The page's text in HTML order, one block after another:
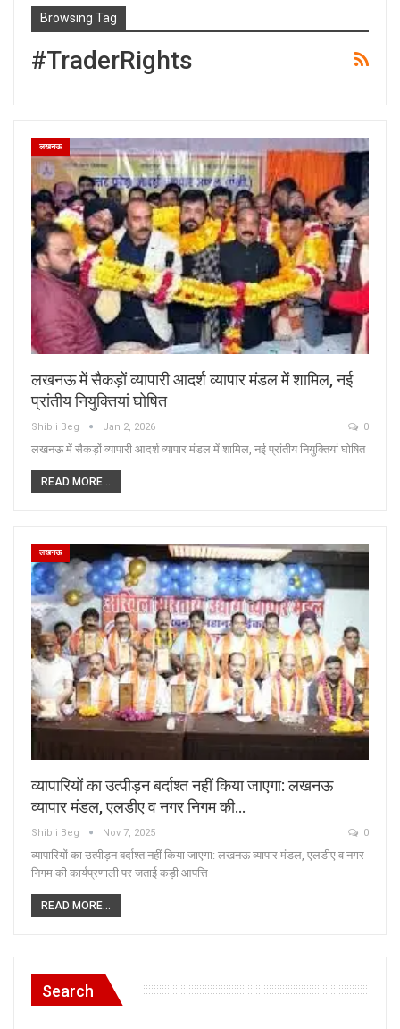
Browsing Tag
#TraderRights
लखनऊ
लखनऊ में सैकड़ों व्यापारी आदर्श व्यापार मंडल में शामिल, नई
प्रांतीय नियुक्तियां घोषित
Shibli Beg Jan 2, 2026 0
लखनऊ में सैकड़ों व्यापारी आदर्श व्यापार मंडल में शामिल, नई प्रांतीय नियुक्तियां घोषित
READ MORE...
लखनऊ
व्यापारियों का उत्पीड़न बर्दाश्त नहीं किया जाएगा: लखनऊ
व्यापार मंडल, एलडीए व नगर निगम की…
Shibli Beg Nov 7, 2025 0
व्यापारियों का उत्पीड़न बर्दाश्त नहीं किया जाएगा: लखनऊ व्यापार मंडल, एलडीए व नगर
निगम की कार्यप्रणाली पर जताई कड़ी आपत्ति
READ MORE...
Search